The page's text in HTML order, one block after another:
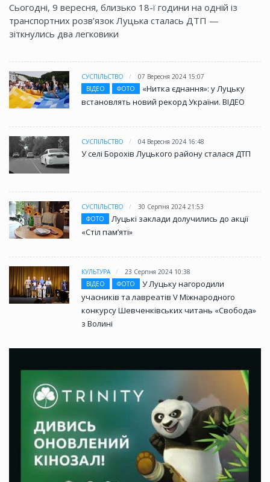
Сьогодні, 9 вересня, близько 18-ї години на одній із
транспортних розв’язок Луцька сталась ДТП —
зіткнулись два легковики
СУСПІЛЬСТВО
07 Вересня 2024 15:07
ВІДЕО
ФОТО
«Нитка єднання»: у Луцьку
встановлять новий рекорд України. ВІДЕО
СУСПІЛЬСТВО 04 Вересня 2024 16:48
У селі Борохів Луцького району сталася ДТП
СУСПІЛЬСТВО
30 Серпня 2024 21:53
ФОТО
Луцькі заклади долучились до акції
«Стіл памʼяті»
КУЛЬТУРА
23 Серпня 2024 10:38
ВІДЕО
ФОТО
У Луцьку нагородили
учасників та лавреатів V Міжнародного
конкурсу Шевченківських читань «Свобода»
з Волині